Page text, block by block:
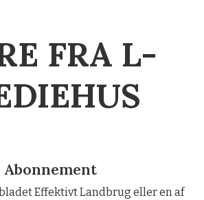
FRA L-
Abonnement
Effektivt Landbrug eller en af